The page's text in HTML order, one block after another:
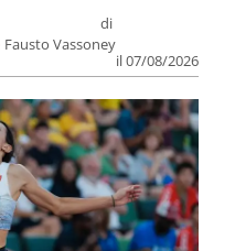
di
Fausto Vassoney
il 07/08/2026